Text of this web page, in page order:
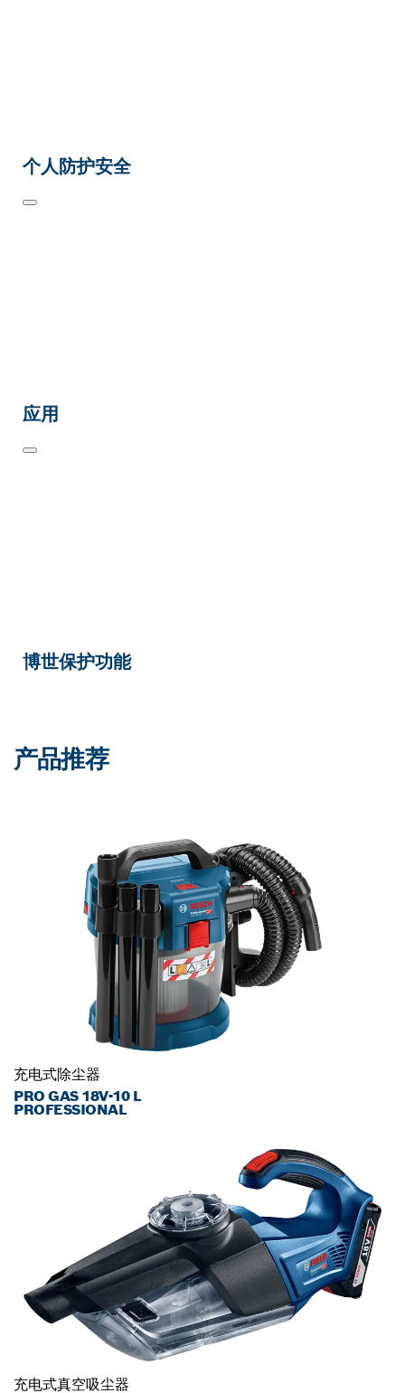
个人防护安全
应用
博世保护功能
产品推荐
充电式除尘器
PRO GAS 18V-10 L
PROFESSIONAL
充电式真空吸尘器